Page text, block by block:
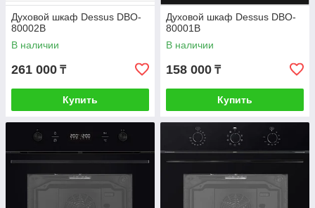
Духовой шкаф Dessus DBO-
80002B
В наличии
261 000 ₸
Купить
Духовой шкаф Dessus DBO-
80001B
В наличии
158 000 ₸
Купить